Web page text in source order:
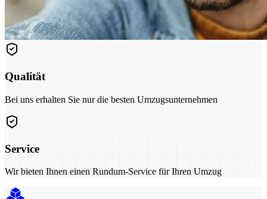
Qualität
Bei uns erhalten Sie nur die besten Umzugsunternehmen
Service
Wir bieten Ihnen einen Rundum-Service für Ihren Umzug